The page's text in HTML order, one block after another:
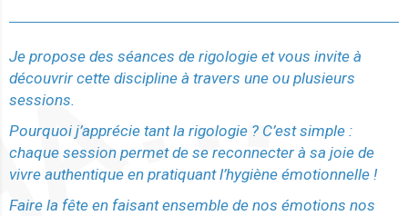
Je propose des séances de rigologie et vous invite à
découvrir cette discipline à travers une ou plusieurs
sessions.
Pourquoi j’apprécie tant la rigologie ? C’est simple :
chaque session permet de se reconnecter à sa joie de
vivre authentique en pratiquant l’hygiène émotionnelle !
Faire la fête en faisant ensemble de nos émotions nos